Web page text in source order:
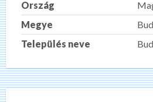
Ország
Megye
Település neve